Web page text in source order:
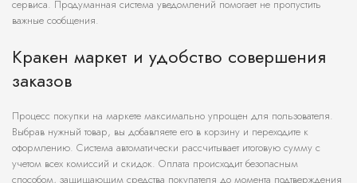
сервиса. Продуманная система уведомлений помогает не пропустить
важные сообщения.
Кракен маркет и удобство совершения
заказов
Процесс покупки на маркете максимально упрощен для пользователя.
Выбрав нужный товар, вы добавляете его в корзину и переходите к
оформлению. Система автоматически рассчитывает итоговую сумму с
учетом всех комиссий и скидок. Оплата происходит безопасным
способом, защищающим средства покупателя до момента подтверждения